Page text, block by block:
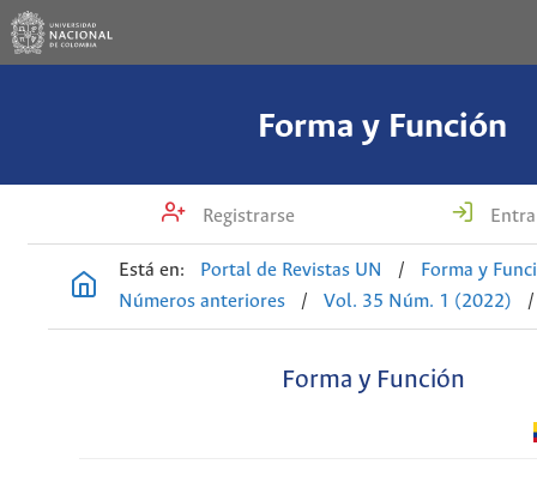
Forma y Función
Registrarse
Está en: Portal de Revistas UN /
Forma y
Números anteriores
/ Vol. 35 Núm. 1 (2022) /
Forma y Función